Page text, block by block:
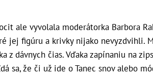
ale vyvolala moderátorka Barbora
jej figúru a krivky nijako nevyzdvihli.
z dávnych čias. Vďaka zapínaniu na
sa, že či už ide o Tanec snov alebo